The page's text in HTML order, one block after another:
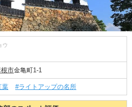
ウ
根市金亀町1-1
葉 #ライトアップの名所